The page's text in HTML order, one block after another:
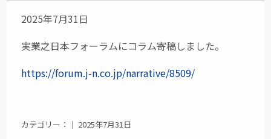
2025年7月31日
実業之日本フォーラムにコラム寄稿しました。
https://forum.j-n.co.jp/narrative/8509/
カテゴリー：｜ 2025年7月31日